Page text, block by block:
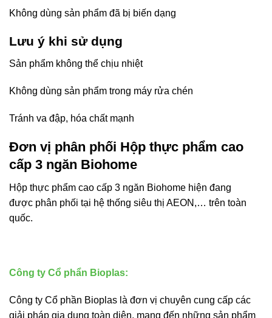
Không dùng sản phẩm đã bị biến dạng
Lưu ý khi sử dụng
Sản phẩm không thể chịu nhiệt
Không dùng sản phẩm trong máy rửa chén
Tránh va đập, hóa chất mạnh
Đơn vị phân phối Hộp thực phẩm cao
cấp 3 ngăn Biohome
Hộp thực phẩm cao cấp 3 ngăn Biohome hiện đang
được phân phối tại hệ thống siêu thị AEON,… trên toàn
quốc.
Công ty Cổ phẩn Bioplas:
Công ty Cổ phần Bioplas là đơn vị chuyên cung cấp các
giải pháp gia dụng toàn diện, mang đến những sản phẩm